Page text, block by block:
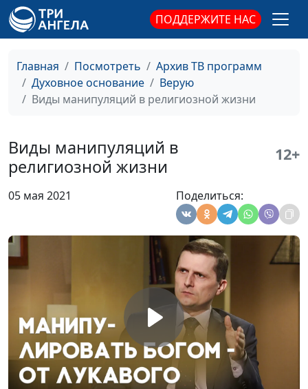
ПОДДЕРЖИТЕ НАС
Главная Посмотреть
Архив ТВ программ
Духовное основание
Верую
Виды манипуляций в религиозной жизни
Виды манипуляций в
религиозной жизни
12+
05 мая 2021 Поделиться:
понять Бога?
Павел Гончар, магистр
богословия
Павел Гончар, магистр
богословия
священнослужитель
Павел Жуков,
священнослужитель
Библейские герои как
пример для верующих
Валерий Малышев,
Павел Жуков,
священнослужитель
#483
Христианство:
номинальность или
искренность?
Валерий Малышев,
Павел Жуков,
священнослужитель
Религия: вера или
способ заработка?
Валерий Малышев,
Павел Жуков,